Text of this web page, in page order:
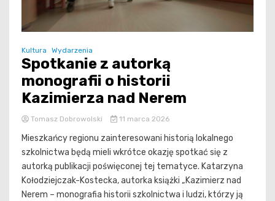
Kultura Wydarzenia
Spotkanie z autorką
monografii o historii
Kazimierza nad Nerem
Tomasz Dobrowolski 11 marca 2026
Mieszkańcy regionu zainteresowani historią lokalnego
szkolnictwa będą mieli wkrótce okazję spotkać się z
autorką publikacji poświęconej tej tematyce. Katarzyna
Kołodziejczak-Kostecka, autorka książki „Kazimierz nad
Nerem – monografia historii szkolnictwa i ludzi, którzy ją